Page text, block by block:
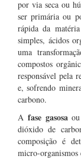
por via seca ou
ser primária ou
rápida da
simples, ácidos
uma
compostos
responsável pela
e, sofrendo
carbono.
A fase gasosaou
dióxido de
composição é
micro-organismos